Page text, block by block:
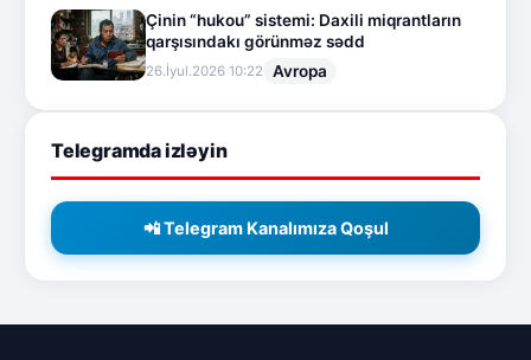
Çinin “hukou” sistemi: Daxili miqrantların
qarşısındakı görünməz sədd
26.İyul.2026 10:22 Avropa
Telegramda izləyin
📲 Telegram Kanalımıza Qoşul